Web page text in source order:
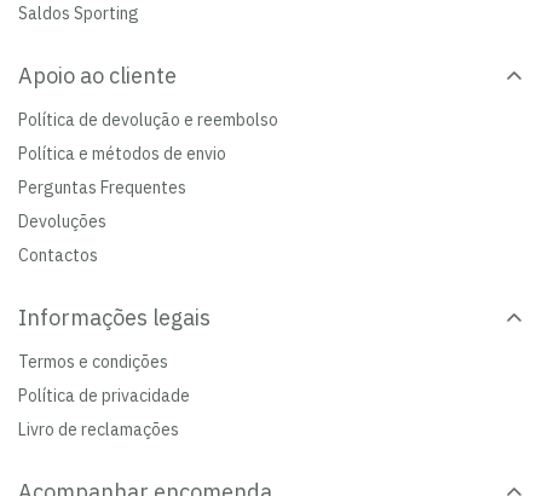
Saldos Sporting
Apoio ao cliente
Política de devolução e reembolso
Política e métodos de envio
Perguntas Frequentes
Devoluções
Contactos
Informações legais
Termos e condições
Política de privacidade
Livro de reclamações